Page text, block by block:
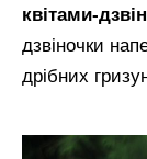
квітами-
дзвіночки
дрібних